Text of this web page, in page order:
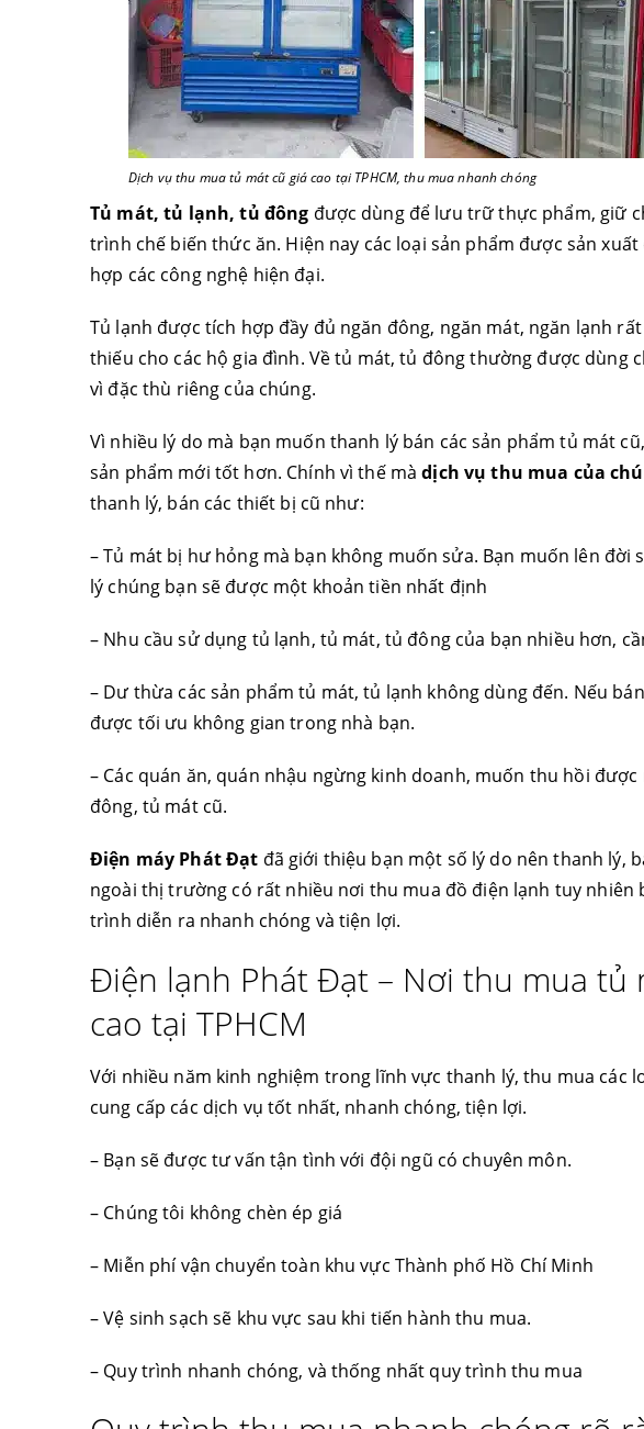
Dịch vụ thu mua tủ mát cũ giá cao tại TPHCM, thu mua nhanh chóng
Tủ mát, tủ lạnh, tủ đông được dùng để lưu trữ thực phẩm, giữ
trình chế biến thức ăn. Hiện nay các loại sản phẩm được sản
hợp các công nghệ hiện đại.
Tủ lạnh được tích hợp đầy đủ ngăn đông, ngăn mát, ngăn lạnh
thiếu cho các hộ gia đình. Về tủ mát, tủ đông thường được dùng
vì đặc thù riêng của chúng.
Vì nhiều lý do mà bạn muốn thanh lý bán các sản phẩm tủ mát
sản phẩm mới tốt hơn. Chính vì thế màdịch vụ thu mua của
thanh lý, bán các thiết bị cũ như:
– Tủ mát bị hư hỏng mà bạn không muốn sửa. Bạn muốn lên
lý chúng bạn sẽ được một khoản tiền nhất định
– Nhu cầu sử dụng tủ lạnh, tủ mát, tủ đông của bạn nhiều hơn,
– Dư thừa các sản phẩm tủ mát, tủ lạnh không dùng đến. Nếu
được tối ưu không gian trong nhà bạn.
– Các quán ăn, quán nhậu ngừng kinh doanh, muốn thu hồi
đông, tủ mát cũ.
Điện máy Phát Đạt đã giới thiệu bạn một số lý do nên thanh lý,
ngoài thị trường có rất nhiều nơi thu mua đồ điện lạnh tuy
trình diễn ra nhanh chóng và tiện lợi.
Điện lạnh Phát Đạt – Nơi thu mua tủ
cao tại TPHCM
Với nhiều năm kinh nghiệm trong lĩnh vực thanh lý, thu mua các
cung cấp các dịch vụ tốt nhất, nhanh chóng, tiện lợi.
– Bạn sẽ được tư vấn tận tình với đội ngũ có chuyên môn.
– Chúng tôi không chèn ép giá
– Miễn phí vận chuyển toàn khu vực Thành phố Hồ Chí Minh
– Vệ sinh sạch sẽ khu vực sau khi tiến hành thu mua.
– Quy trình nhanh chóng, và thống nhất quy trình thu mua